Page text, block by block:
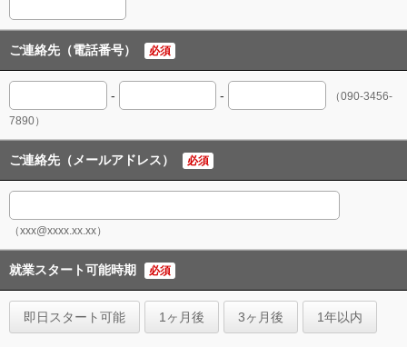
ご連絡先（電話番号） 必須
- -
（090-3456-
7890）
ご連絡先（メールアドレス） 必須
（xxx@xxxx.xx.xx）
就業スタート可能時期 必須
即日スタート可能 1ヶ月後 3ヶ月後 1年以内